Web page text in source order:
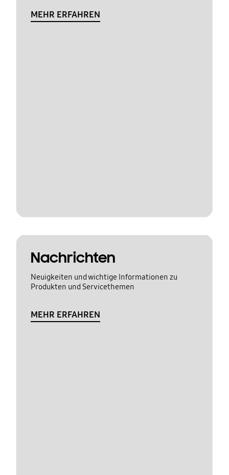
MEHR ERFAHREN
Nachrichten
Neuigkeiten und wichtige Informationen zu
Produkten und Servicethemen
MEHR ERFAHREN